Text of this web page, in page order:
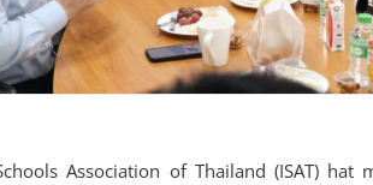
Association of Thailand (ISAT)